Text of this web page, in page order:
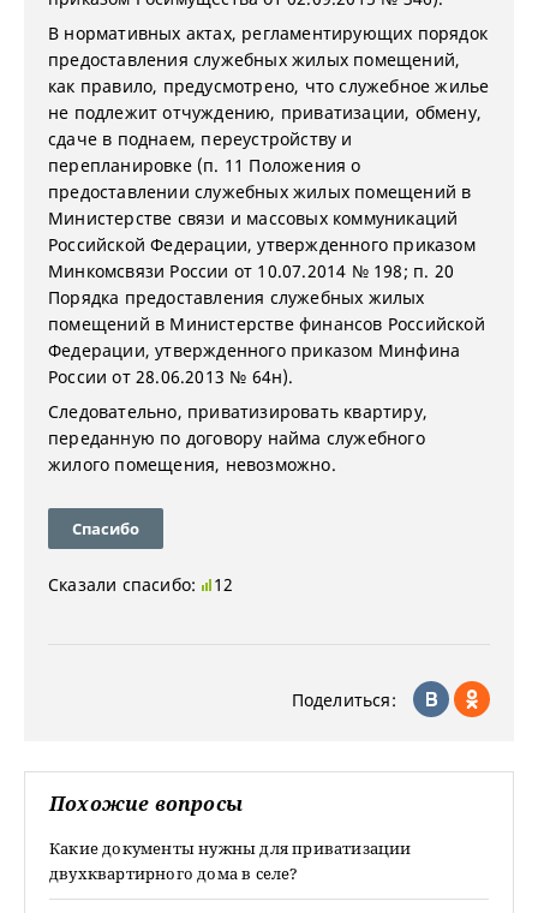
В нормативных актах, регламентирующих порядок
предоставления служебных жилых помещений,
как правило, предусмотрено, что служебное жилье
не подлежит отчуждению, приватизации, обмену,
сдаче в поднаем, переустройству и
перепланировке (п. 11 Положения о
предоставлении служебных жилых помещений в
Министерстве связи и массовых коммуникаций
Российской Федерации, утвержденного приказом
Минкомсвязи России от 10.07.2014 № 198; п. 20
Порядка предоставления служебных жилых
помещений в Министерстве финансов Российской
Федерации, утвержденного приказом Минфина
России от 28.06.2013 № 64н).
Следовательно, приватизировать квартиру,
переданную по договору найма служебного
жилого помещения, невозможно.
Спасибо
Сказали спасибо: 12
Поделиться:
Похожие вопросы
Какие документы нужны для приватизации
двухквартирного дома в селе?